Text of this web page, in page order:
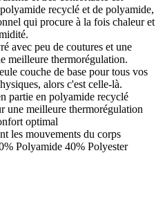
recyclé et de polyamide,
qui procure à la fois chaleur et
avec peu de coutures et une
meilleure thermorégulation.
couche de base pour tous vos
alors c'est celle-là.
partie en polyamide recyclé
une meilleure thermorégulation
optimal
les mouvements du corps
Polyamide 40% Polyester